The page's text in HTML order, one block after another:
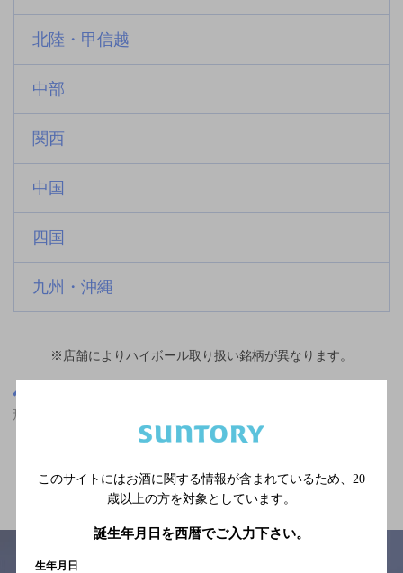
北陸・甲信越
中部
関西
中国
四国
九州・沖縄
※店舗によりハイボール取り扱い銘柄が異なります。
那須塩原駅(栃木県)周辺500mで掘りごたつありのお店
関連ページ
このサイトにはお酒に関する情報が含まれているため、 20
歳以上の方を対象としています。
誕生年月日を西暦でご入力下さい。
生年月日